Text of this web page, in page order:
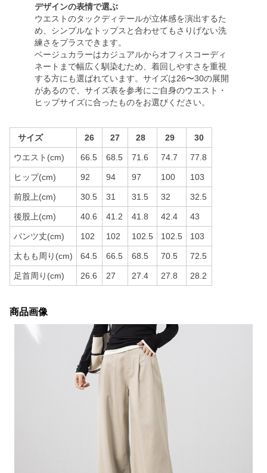
デザインの表情で選ぶ
ウエストのタックディテールが立体感を演出するた
め、シンプルなトップスと合わせてもさりげない洗
練さをプラスできます。
ベージュカラーはカジュアルからオフィスコーディ
ネートまで幅広く馴染むため、着回しやすさを重視
する方にも選ばれています。サイズは26〜30の展開
があるので、サイズ表を参考にご自身のウエスト・
ヒップサイズに合ったものをお選びください。
サイズ 26 27 28 29 30
ウエスト(cm) 66.5 68.5 71.6 74.7 77.8
ヒップ(cm) 92 94 97 100 103
前股上(cm) 30.5 31 31.5 32 32.5
後股上(cm) 40.6 41.2 41.8 42.4 43
パンツ丈(cm) 102 102 102.5 102.5 103
太もも周り(cm) 64.5 66.5 68.5 70.5 72.5
足首周り(cm) 26.6 27 27.4 27.8 28.2
商品画像